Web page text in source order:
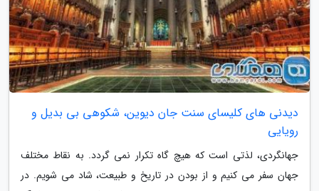
دیدنی های کلیسای سنت جان دیوین، شکوهی بی بدیل و
رویایی
جهانگردی، لذتی است که هیچ گاه تکرار نمی گردد. به نقاط مختلف
جهان سفر می کنیم و از بودن در تاریخ و طبیعت، شاد می شویم. در